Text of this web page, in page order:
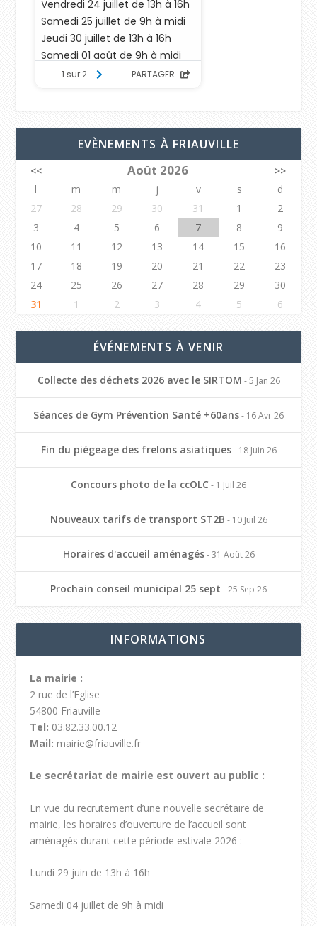
EVÈNEMENTS À FRIAUVILLE
<< Août 2026
>>
l
m m j v s
d
27
28 29 30 31 1
2
3
4 5 6 7 8
9
10
11 12 13 14 15
16
17
18 19 20 21 22
23
24
25 26 27 28 29
30
31
1 2 3 4 5 6
ÉVÉNEMENTS À VENIR
Collecte des déchets 2026 avec le SIRTOM - 5 Jan 26
Séances de Gym Prévention Santé +60ans- 16 Avr 26
Fin du piégeage des frelons asiatiques- 18 Juin 26
Concours photo de la ccOLC - 1 Juil 26
Nouveaux tarifs de transport ST2B - 10 Juil 26
Horaires d'accueil aménagés- 31 Août 26
Prochain conseil municipal 25 sept - 25 Sep 26
INFORMATIONS
La mairie :
2 rue de l’Eglise
54800 Friauville
Tel: 03.82.33.00.12
Mail: mairie@friauville.fr
Le secrétariat de mairie est ouvert au public :
En vue du recrutement d’une nouvelle secrétaire de
mairie, les horaires d’ouverture de l’accueil sont
aménagés durant cette période estivale 2026 :
Lundi 29 juin de 13h à 16h
Samedi 04 juillet de 9h à midi